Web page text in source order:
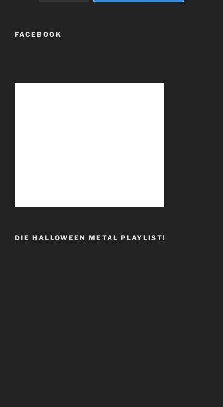
FACEBOOK
DIE HALLOWEEN METAL PLAYLIST!